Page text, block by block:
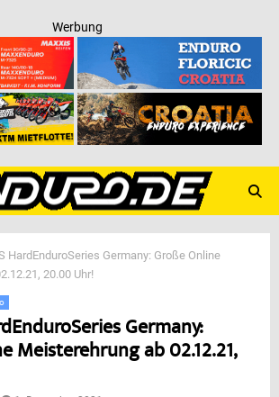
Werbung
HardEnduroSeries Germany: Große Online
20.00 Uhr!
Germany:
Meisterehrung ab 02.12.21,